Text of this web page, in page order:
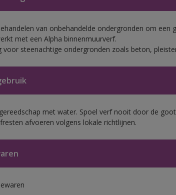
van onbehandelde ondergronden om een
met een Alpha binnenmuurverf.
voor steenachtige ondergronden zoals beton,
met water. Spoel verf nooit door de
afvoeren volgens lokale richtlijnen.